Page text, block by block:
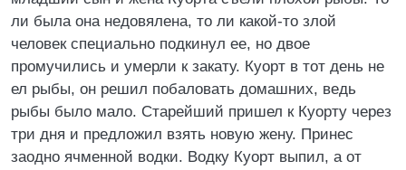
ли была она недовялена, то ли какой-то злой
человек специально подкинул ее, но двое
промучились и умерли к закату. Куорт в тот день не
ел рыбы, он решил побаловать домашних, ведь
рыбы было мало. Старейший пришел к Куорту через
три дня и предложил взять новую жену. Принес
заодно ячменной водки. Водку Куорт выпил, а от